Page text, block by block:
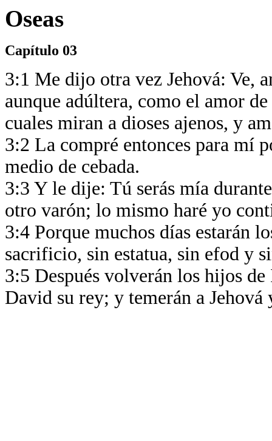
Oseas
Capítulo 03
3:1 Me dijo otra vez Jehová: Ve,
aunque adúltera, como el amor
cuales miran a dioses ajenos, y
3:2 La compré entonces para mí
medio de cebada.
3:3 Y le dije: Tú serás mía
otro varón; lo mismo haré yo
3:4 Porque muchos días estarán
sacrificio, sin estatua, sin efod y
3:5 Después volverán los hijos
David su rey; y temerán a